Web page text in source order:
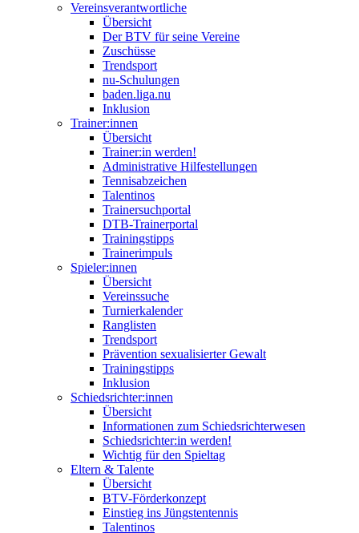
Vereinsverantwortliche
Übersicht
Der BTV für seine Vereine
Zuschüsse
Trendsport
nu-Schulungen
baden.liga.nu
Inklusion
Trainer:innen
Übersicht
Trainer:in werden!
Administrative Hilfestellungen
Tennisabzeichen
Talentinos
Trainersuchportal
DTB-Trainerportal
Trainingstipps
Trainerimpuls
Spieler:innen
Übersicht
Vereinssuche
Turnierkalender
Ranglisten
Trendsport
Prävention sexualisierter Gewalt
Trainingstipps
Inklusion
Schiedsrichter:innen
Übersicht
Informationen zum Schiedsrichterwesen
Schiedsrichter:in werden!
Wichtig für den Spieltag
Eltern & Talente
Übersicht
BTV-Förderkonzept
Einstieg ins Jüngstentennis
Talentinos